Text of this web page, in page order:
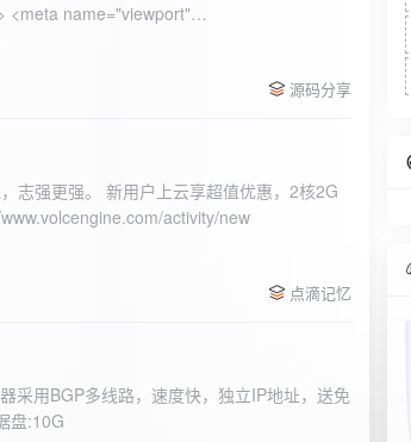
上传文
源码分享
志强更强。 新用户上云享超值优惠，2核2G
activity/new
点滴记忆
采用BGP多线路，速度快，独立IP地址，送免
盘:10G